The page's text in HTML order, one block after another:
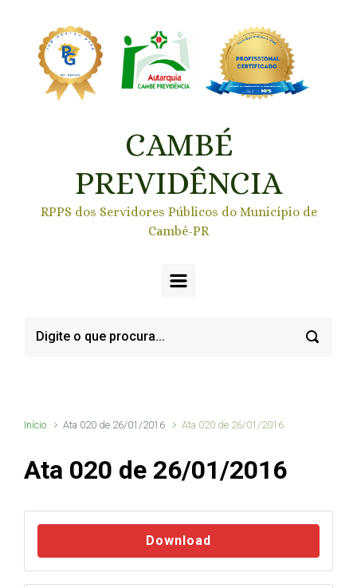
CAMBÉ
PREVIDÊNCIA
RPPS dos Servidores Públicos do Município de
Cambé-PR
Início Ata 020 de 26/01/2016 Ata 020 de 26/01/2016
Ata 020 de 26/01/2016
Download